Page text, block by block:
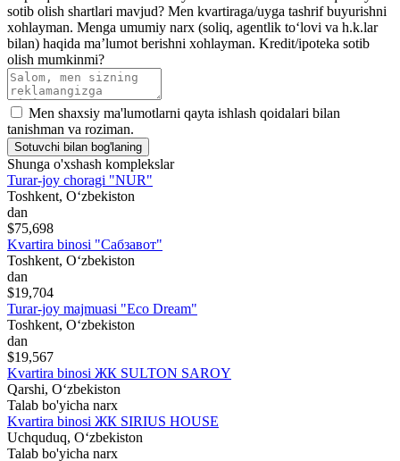
sotib olish shartlari mavjud? Men kvartiraga/uyga tashrif buyurishni
xohlayman. Menga umumiy narx (soliq, agentlik toʻlovi va h.k.lar
bilan) haqida maʼlumot berishni xohlayman. Kredit/ipoteka sotib
olish mumkinmi?
Men shaxsiy ma'lumotlarni qayta ishlash qoidalari bilan
tanishman va roziman.
Sotuvchi bilan bog'laning
Shunga o'xshash komplekslar
Turar-joy choragi "NUR"
Toshkent, Oʻzbekiston
dan
$75,698
Kvartira binosi "Сабзавот"
Toshkent, Oʻzbekiston
dan
$19,704
Turar-joy majmuasi "Eco Dream"
Toshkent, Oʻzbekiston
dan
$19,567
Kvartira binosi ЖК SULTON SAROY
Qarshi, Oʻzbekiston
Talab bo'yicha narx
Kvartira binosi ЖК SIRIUS HOUSE
Uchquduq, Oʻzbekiston
Talab bo'yicha narx